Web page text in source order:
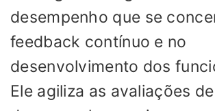
desempenho que se
feedback contínuo e no
desenvolvimento dos
Ele agiliza as avaliações de